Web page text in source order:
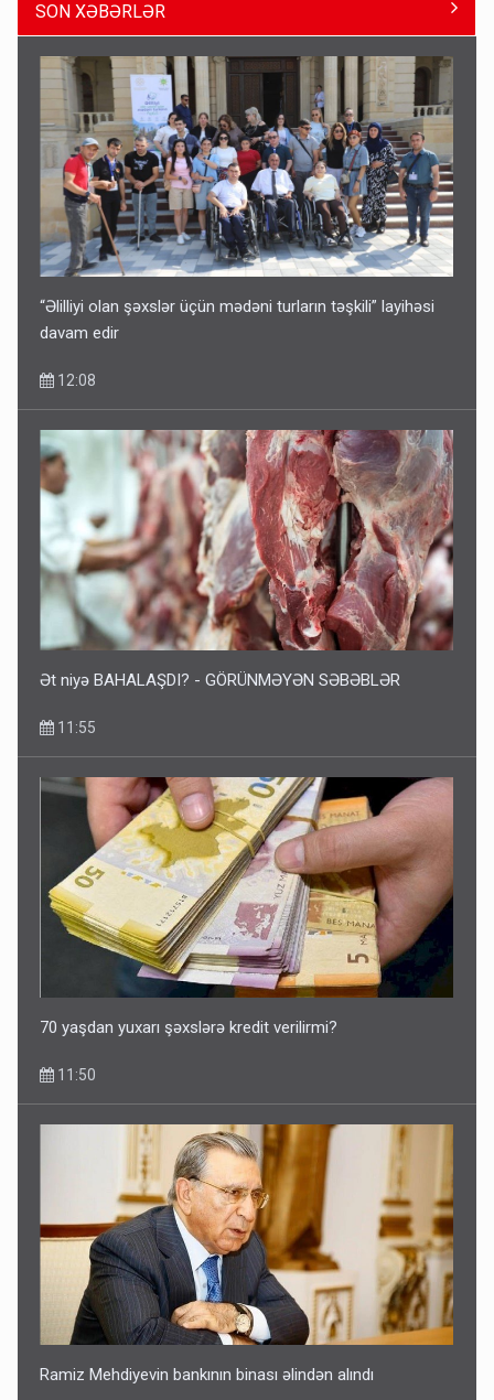
Kartdan karta istədiyiniz qədər köçürmə edə bilərsiniz -
VİDEO
Tərtərdəki hadisənin sirri açıldı: Ər-arvadı yandırıb 15 min
manatı oğurladı
10:46
Əhaliyə hava ilə bağlı VACİB XƏBƏRDARLIQ - Saat 11:00-
SON XƏBƏRLƏR
“Əlilliyi olan şəxslər üçün mədəni turların təşkili” layihəsi
davam edir
12:08
Ət niyə BAHALAŞDI? - GÖRÜNMƏYƏN SƏBƏBLƏR
11:55
70 yaşdan yuxarı şəxslərə kredit verilirmi?
11:50
Ramiz Mehdiyevin bankının binası əlindən alındı